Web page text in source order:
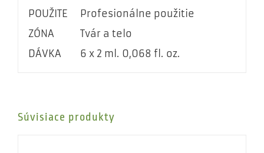
POUŽITE
Profesionálne použitie
ZÓNA
Tvár a telo
DÁVKA
6 x 2 ml. 0,068 fl. oz.
Súvisiace produkty